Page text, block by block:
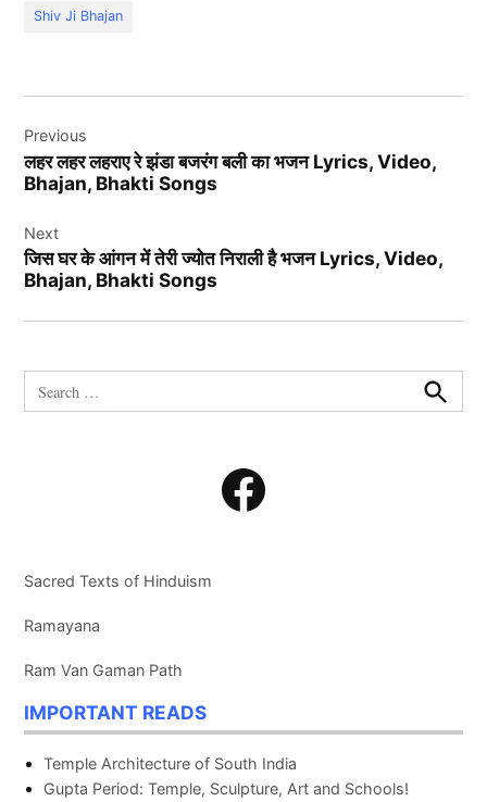
Shiv Ji Bhajan
navigation
Previous
लहर लहर लहराए रे झंडा बजरंग बली का भजन Lyrics, Video,
Bhajan, Bhakti Songs
Next
जिस घर के आंगन में तेरी ज्योत निराली है भजन Lyrics, Video,
Bhajan, Bhakti Songs
Search
for:
Search
Facebook
Sacred Texts of Hinduism
Ramayana
Ram Van Gaman Path
IMPORTANT READS
Temple Architecture of South India
Gupta Period: Temple, Sculpture, Art and Schools!